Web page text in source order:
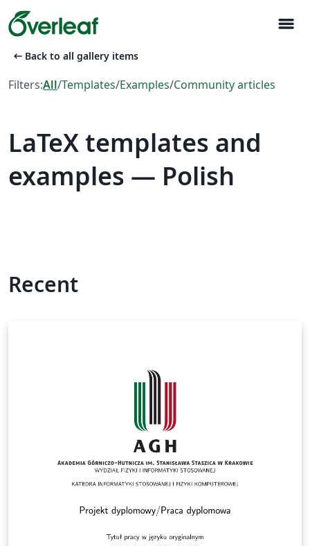
menu
arrow_left_alt Back to all gallery items
Filters:All/Templates/Examples/Community articles
LaTeX templates and
examples — Polish
Recent